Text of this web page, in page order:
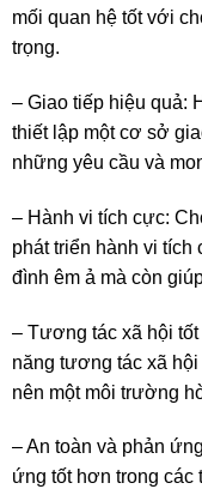
mối quan hệ tốt với
trọng.
– Giao tiếp hiệu quả:
thiết lập một cơ sở
những yêu cầu và
– Hành vi tích cực:
phát triển hành vi tích
đình êm ả mà còn
– Tương tác xã hội
năng tương tác xã
nên một môi trường
– An toàn và phản
ứng tốt hơn trong các